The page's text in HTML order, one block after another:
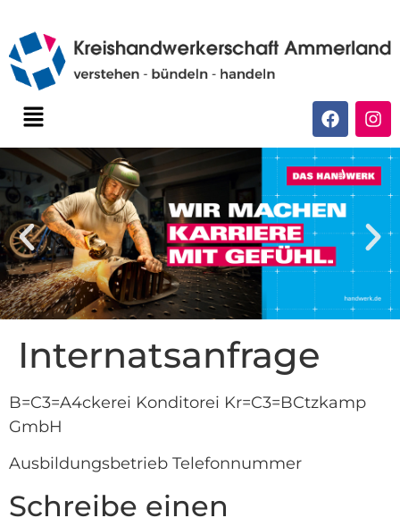
Internatsanfrage
B=C3=A4ckerei Konditorei Kr=C3=BCtzkamp
GmbH
Ausbildungsbetrieb Telefonnummer
Schreibe einen